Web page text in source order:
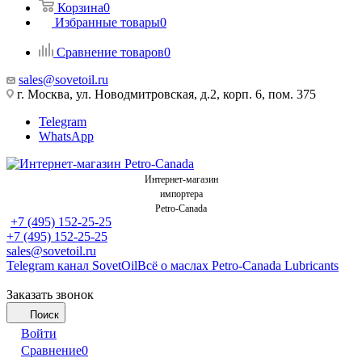
Корзина0
Избранные товары0
Сравнение товаров0
sales@sovetoil.ru
г. Москва, ул. Новодмитровская, д.2, корп. 6, пом. 375
Telegram
WhatsApp
Интернет-магазин
импортера
Petro-Canada
+7 (495) 152-25-25
+7 (495) 152-25-25
sales@sovetoil.ru
Telegram канал SovetOilВсё о маслах Petro-Canada Lubricants
Заказать звонок
Поиск
Войти
Сравнение0